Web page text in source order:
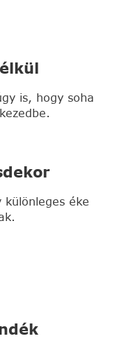
is, hogy soha
különleges éke